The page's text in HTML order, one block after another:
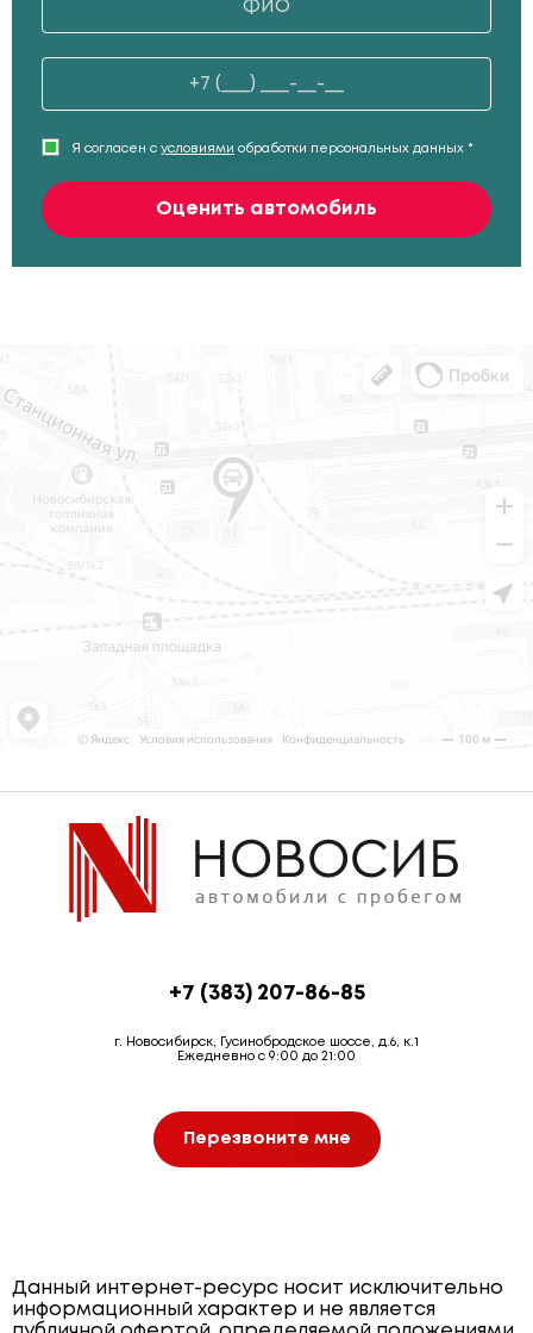
Я согласен с условиями обработки персональных данных *
Оценить автомобиль
+7 (383) 207-86-85
г. Новосибирск, Гусинобродское шоссе, д.6, к.1
Ежедневно с 9:00 до 21:00
Перезвоните мне
Данный интернет-ресурс носит исключительно
информационный характер и не является